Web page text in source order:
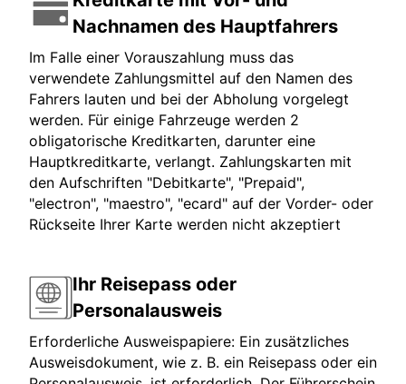
Nachnamen des Hauptfahrers
Im Falle einer Vorauszahlung muss das
verwendete Zahlungsmittel auf den Namen des
Fahrers lauten und bei der Abholung vorgelegt
werden. Für einige Fahrzeuge werden 2
obligatorische Kreditkarten, darunter eine
Hauptkreditkarte, verlangt. Zahlungskarten mit
den Aufschriften "Debitkarte", "Prepaid",
"electron", "maestro", "ecard" auf der Vorder- oder
Rückseite Ihrer Karte werden nicht akzeptiert
Ihr Reisepass oder
Personalausweis
Erforderliche Ausweispapiere: Ein zusätzliches
Ausweisdokument, wie z. B. ein Reisepass oder ein